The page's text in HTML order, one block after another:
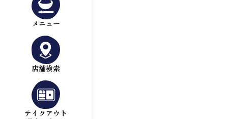
メニュー
店舗検索
テイクアウト